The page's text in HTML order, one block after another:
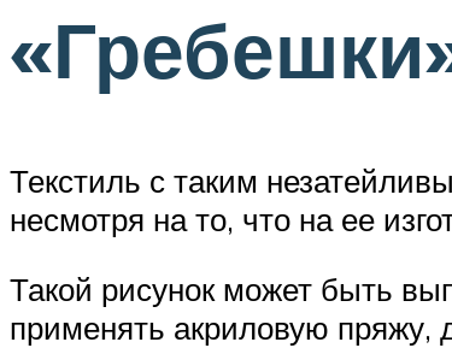
Текстиль с таким
несмотря на то, что на ее
Такой рисунок может быть
применять акриловую пряжу,